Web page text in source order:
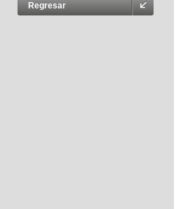
Regresar